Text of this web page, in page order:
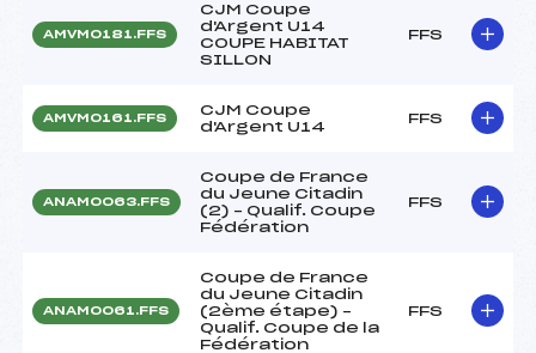
AMVM0181.FFS
CJM Coupe
d'Argent U14
COUPE HABITAT
SILLON
FFS
AMVM0161.FFS
CJM Coupe
d'Argent U14
FFS
ANAM0063.FFS
Coupe de France
du Jeune Citadin
(2) – Qualif. Coupe
Fédération
FFS
ANAM0061.FFS
Coupe de France
du Jeune Citadin
(2ème étape) –
Qualif. Coupe de la
Fédération
FFS